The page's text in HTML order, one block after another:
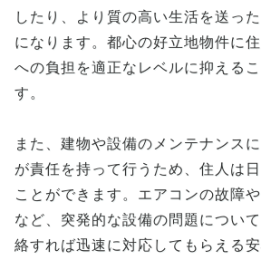
したり、より質の高い生活を送っ
になります。都心の好立地物件に
への負担を適正なレベルに抑える
す。
また、建物や設備のメンテナンス
が責任を持って行うため、住人は
ことができます。エアコンの故障
など、突発的な設備の問題につい
絡すれば迅速に対応してもらえる